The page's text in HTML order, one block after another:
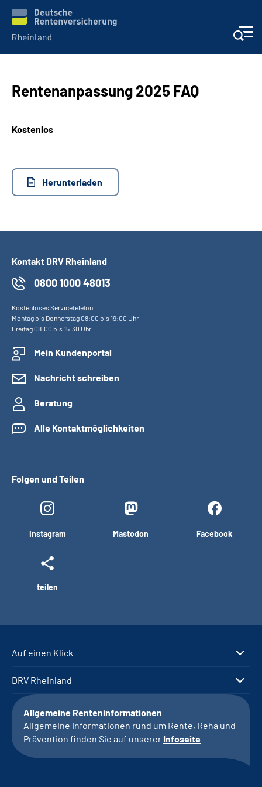
Klinikverbund
Inhalte in Gebärdensprache (DGS)
Leichte Sprache
Rentenanpassung 2025 FAQ
Kostenlos
Herunterladen
Kontakt DRV Rheinland
0800 1000 48013
Kostenloses Servicetelefon
Montag bis Donnerstag 08:00 bis 19:00 Uhr
Freitag 08:00 bis 15:30 Uhr
Mein Kundenportal
Nachricht schreiben
Beratung
Alle Kontaktmöglichkeiten
Folgen und Teilen
Instagram Mastodon Facebook
teilen
Auf einen Klick
DRV Rheinland
Allgemeine Renteninformationen
Allgemeine Informationen rund um Rente, Reha und
Prävention finden Sie auf unserer Infoseite